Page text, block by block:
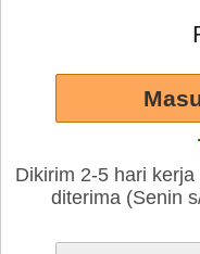
Dikirim 2-5 hari
diterima (Senin